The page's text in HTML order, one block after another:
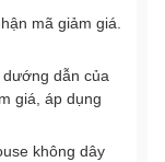
mã giảm giá.
dẫn của
giá, áp dụng
không dây